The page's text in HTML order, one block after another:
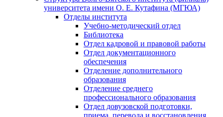
университета имени О. Е. Кутафина (МГЮА)
Отделы института
Учебно-методический отдел
Библиотека
Отдел кадровой и правовой работы
Отдел документационного
обеспечения
Отделение дополнительного
образования
Отделение среднего
профессионального образования
Отдел довузовской подготовки,
приема, перевода и восстановления